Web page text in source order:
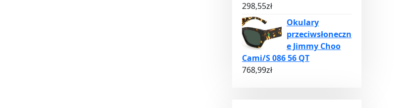
298,55zł
Okulary
przeciwsłoneczn
e Jimmy Choo
Cami/S 086 56 QT
768,99zł